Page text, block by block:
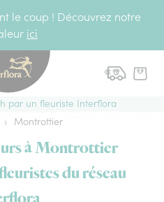
le coup ! Découvrez notre
ici
par un fleuriste Interflora
› Montrottier
à Montrottier
du réseau